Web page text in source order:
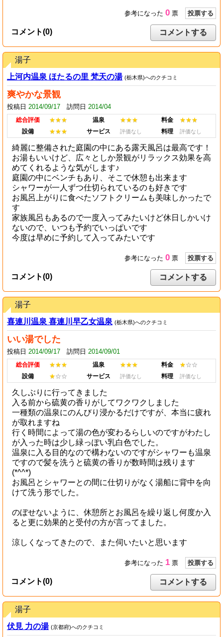
参考になった 0 票 投票する
コメントする
コメント(0)
湯子
上河内温泉 ほたるの里 梵天の湯 (栃木県)へのクチコミ
爽やかな景観
投稿日 2014/09/17 訪問日 2014/04
総合評価 ★★★ 温泉 ★★★ 料金
★★★
設備
★★★ サービス 評価なし 料理 評価なし
綺麗に整備された庭園の中にある露天風呂は最高です！
お湯もいいけど、広々としか景観がリラックス効果を高
めてくれるような気がします♪
庭園の中にベンチもあり、そこで休憩も出来ます
シャワーが一人ずつ仕切られているのも好きです
お風呂上がりに食べたソフトクリームも美味しかったで
す
家族風呂もあるので一度入ってみたいけど休日しかいけ
ないので、いつも予約でいっぱいです
今度は早めに予約して入ってみたいです
参考になった 0 票 投票する
コメントする
コメント(0)
湯子
喜連川温泉 喜連川早乙女温泉 (栃木県)へのクチコミ
いい湯でした
投稿日 2014/09/17 訪問日 2014/09/01
総合評価 ★★★ 温泉 ★★★ 料金 ★☆☆
設備
★☆☆ サービス 評価なし 料理 評価なし
久しぶりに行ってきました
入る前から硫黄の香りがしてワクワクしました
一種類の温泉にのんびり浸かるだけですが、本当に疲れ
が取れますね
行く時間によって湯の色が変わるらしいのですがわたし
が入った時は少し緑っぽい乳白色でした。
温泉に入る目的なので構わないのですがシャワーも温泉
ですので髪を洗うと硫黄の香りが数時間は残ります
(*^^*)
お風呂とシャワーとの間に仕切りがなく湯船に背中を向
けて洗う形でした。
のぼせないように、休憩所とお風呂を繰り返し何度か入
ると更に効果的と受付の方が言ってました。
涼しくなってきたので、また伺いたいと思います
参考になった 1 票 投票する
コメントする
コメント(0)
湯子
伏見 力の湯 (京都府)へのクチコミ